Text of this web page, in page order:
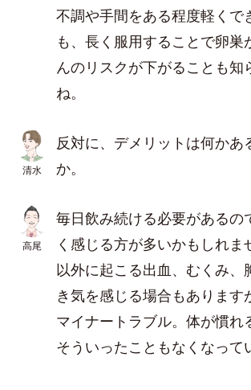
不調や手間をある程度軽くで
も、長く服用することで卵巣
んのリスクが下がることも知
ね。
清水
反対に、デメリットは何かあ
か。
高尾
毎日飲み続ける必要があるの
く感じる方が多いかもしれま
以外に起こる出血、むくみ、
き気を感じる場合もあります
マイナートラブル。体が慣れ
そういったこともなくなって